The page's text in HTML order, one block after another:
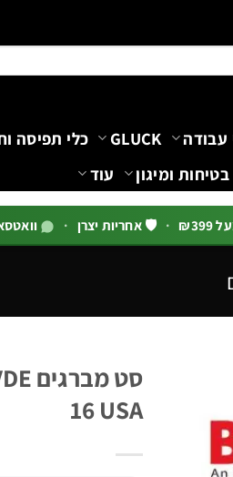
עבודה GLUCK כלי תפיסה
ומיגון
עוד
· 🛡️ אחריות יצרן ·
16 USA